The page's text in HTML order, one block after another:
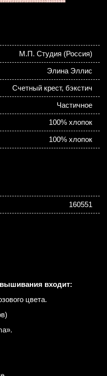
М.П. Студия (Россия)
Элина Эллис
Счетный крест, бэкстич
Частичное
100% хлопок
100% хлопок
160551
входит:
цвета.